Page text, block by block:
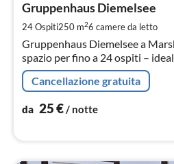
Gruppenhaus Diemelsee
24 Ospiti250 m26 camere da letto
Gruppenhaus Diemelsee a
spazio per fino a 24 ospiti –
Cancellazione gratuita
da 25€/ notte